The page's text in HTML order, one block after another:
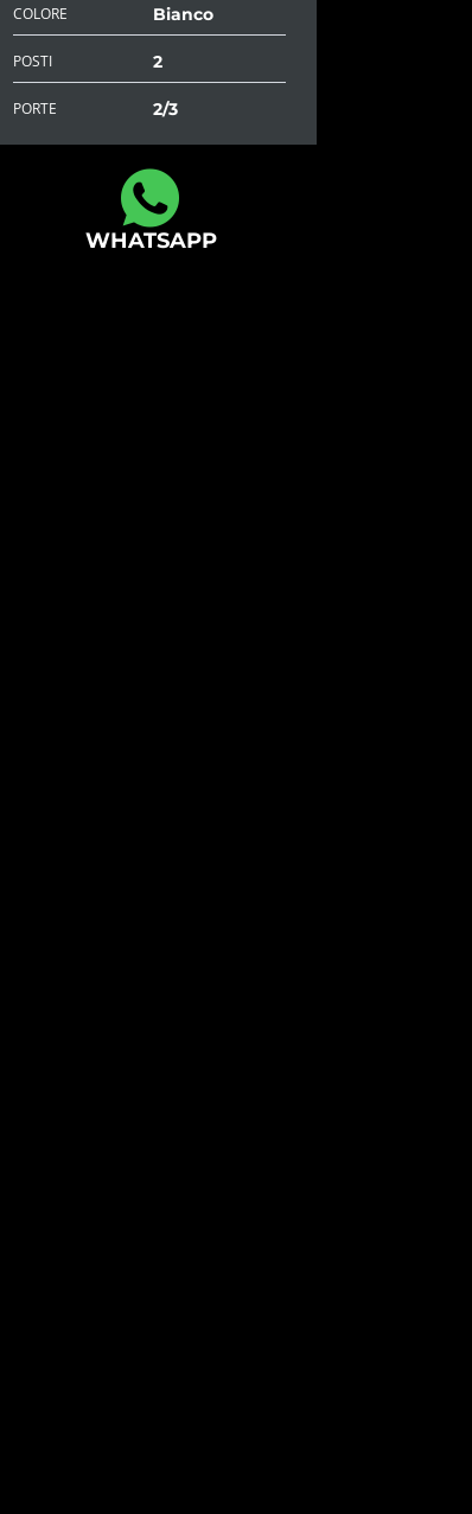
COLORE Bianco
POSTI 2
PORTE 2/3
WHATSAPP